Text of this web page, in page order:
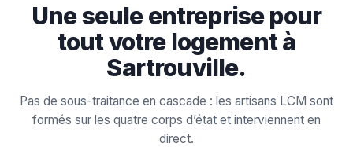
Une seule entreprise pour
tout votre logement à
Sartrouville.
Pas de sous-traitance en cascade : les artisans LCM sont
formés sur les quatre corps d’état et interviennent en
direct.